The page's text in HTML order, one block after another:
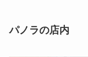
パノラの店内